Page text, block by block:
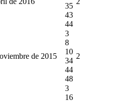
35
43
44
de 2015
3
8
10
34
44
48
2
3
16